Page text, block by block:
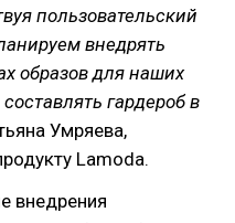
пользовательский
внедрять
образов для наших
гардероб в
Умряева,
Lamoda.
внедрения